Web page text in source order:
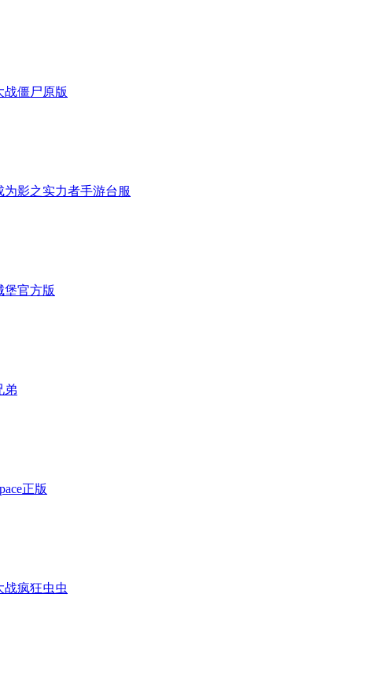
战僵尸原版
为影之实力者手游台服
堡官方版
弟
正版
战疯狂虫虫